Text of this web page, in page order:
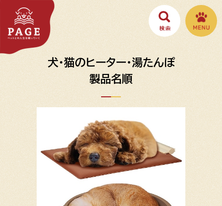
犬・猫のヒーター・湯たんぽ
製品名順